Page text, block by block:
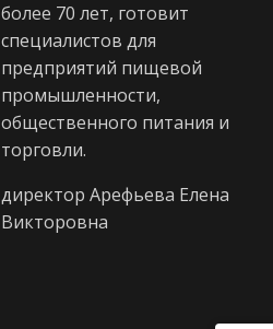
более 70 лет, готовит
специалистов для
предприятий пищевой
промышленности,
общественного питания и
торговли.
директор Арефьева Елена
Викторовна